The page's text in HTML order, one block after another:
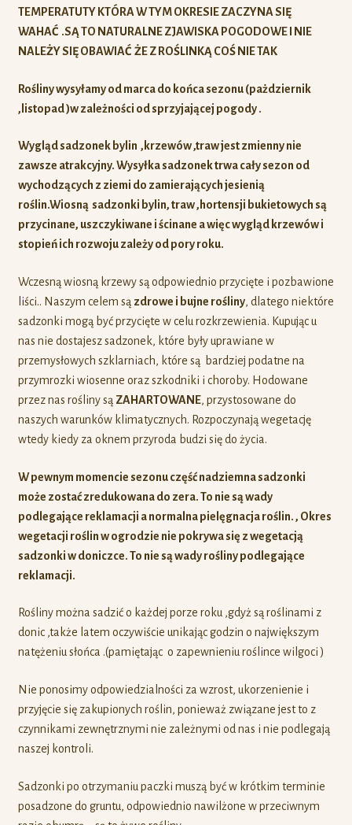
TEMPERATUTY KTÓRA W TYM OKRESIE ZACZYNA SIĘ
WAHAĆ .SĄ TO NATURALNE ZJAWISKA POGODOWE I NIE
NALEŻY SIĘ OBAWIAĆ ŻE Z ROŚLINKĄ COŚ NIE TAK
Rośliny wysyłamy od marca do końca sezonu (pażdziernik
,listopad )w zależności od sprzyjającej pogody .
Wygląd sadzonek bylin ,krzewów ,traw jest zmienny nie
zawsze atrakcyjny. Wysyłka sadzonek trwa cały sezon od
wychodzących z ziemi do zamierających jesienią
roślin.Wiosną sadzonki bylin, traw ,hortensji bukietowych są
przycinane, uszczykiwane i ścinane a więcwygląd krzewów i
stopień ich rozwoju zależy od pory roku.
Wczesną wiosną krzewy są odpowiednio przycięte i pozbawione
liści.. Naszym celem są zdrowe i bujne rośliny, dlatego niektóre
sadzonki mogą być przycięte w celu rozkrzewienia. Kupując u
nas nie dostajesz sadzonek, które były uprawiane w
przemysłowych szklarniach, które są bardziej podatne na
przymrozki wiosenne oraz szkodniki i choroby. Hodowane
przez nas rośliny są ZAHARTOWANE, przystosowane do
naszych warunków klimatycznych. Rozpoczynają wegetację
wtedy kiedy za oknem przyroda budzi się do życia.
W pewnym momencie sezonu część nadziemna sadzonki
może zostać zredukowana do zera. To nie są wady
podlegające reklamacji a normalna pielęgnacja roślin. , Okres
wegetacji roślin w ogrodzie nie pokrywa się z wegetacją
sadzonki w doniczce. To nie są wady rośliny podlegające
reklamacji.
Rośliny można sadzić o każdej porze roku ,gdyż są roślinami z
donic ,także latem oczywiście unikając godzin o największym
natężeniu słońca .(pamiętając o zapewnieniu roślince wilgoci )
Nie ponosimy odpowiedzialności za wzrost, ukorzenienie i
przyjęcie się zakupionych roślin, ponieważ związane jest to z
czynnikami zewnętrznymi nie zależnymi od nas i nie podlegają
naszej kontroli.
Sadzonki po otrzymaniu paczki muszą być w krótkim terminie
posadzone do gruntu, odpowiednio nawilżone w przeciwnym